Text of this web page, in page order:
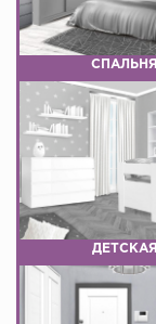
СПАЛЬНЯ
ДЕТСКАЯ